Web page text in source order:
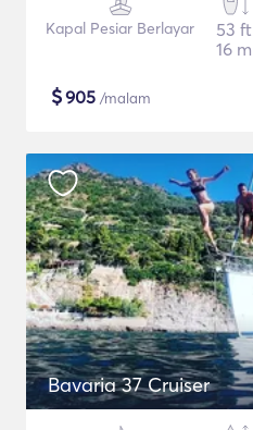
Kapal Pesiar Berlayar
53 ft
16 m
$905 /malam
Bavaria 37 Cruiser